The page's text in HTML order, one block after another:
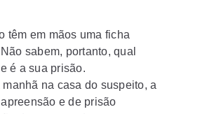
têm em mãos uma ficha
sabem, portanto, qual
é a sua prisão.
na casa do suspeito, a
e de prisão